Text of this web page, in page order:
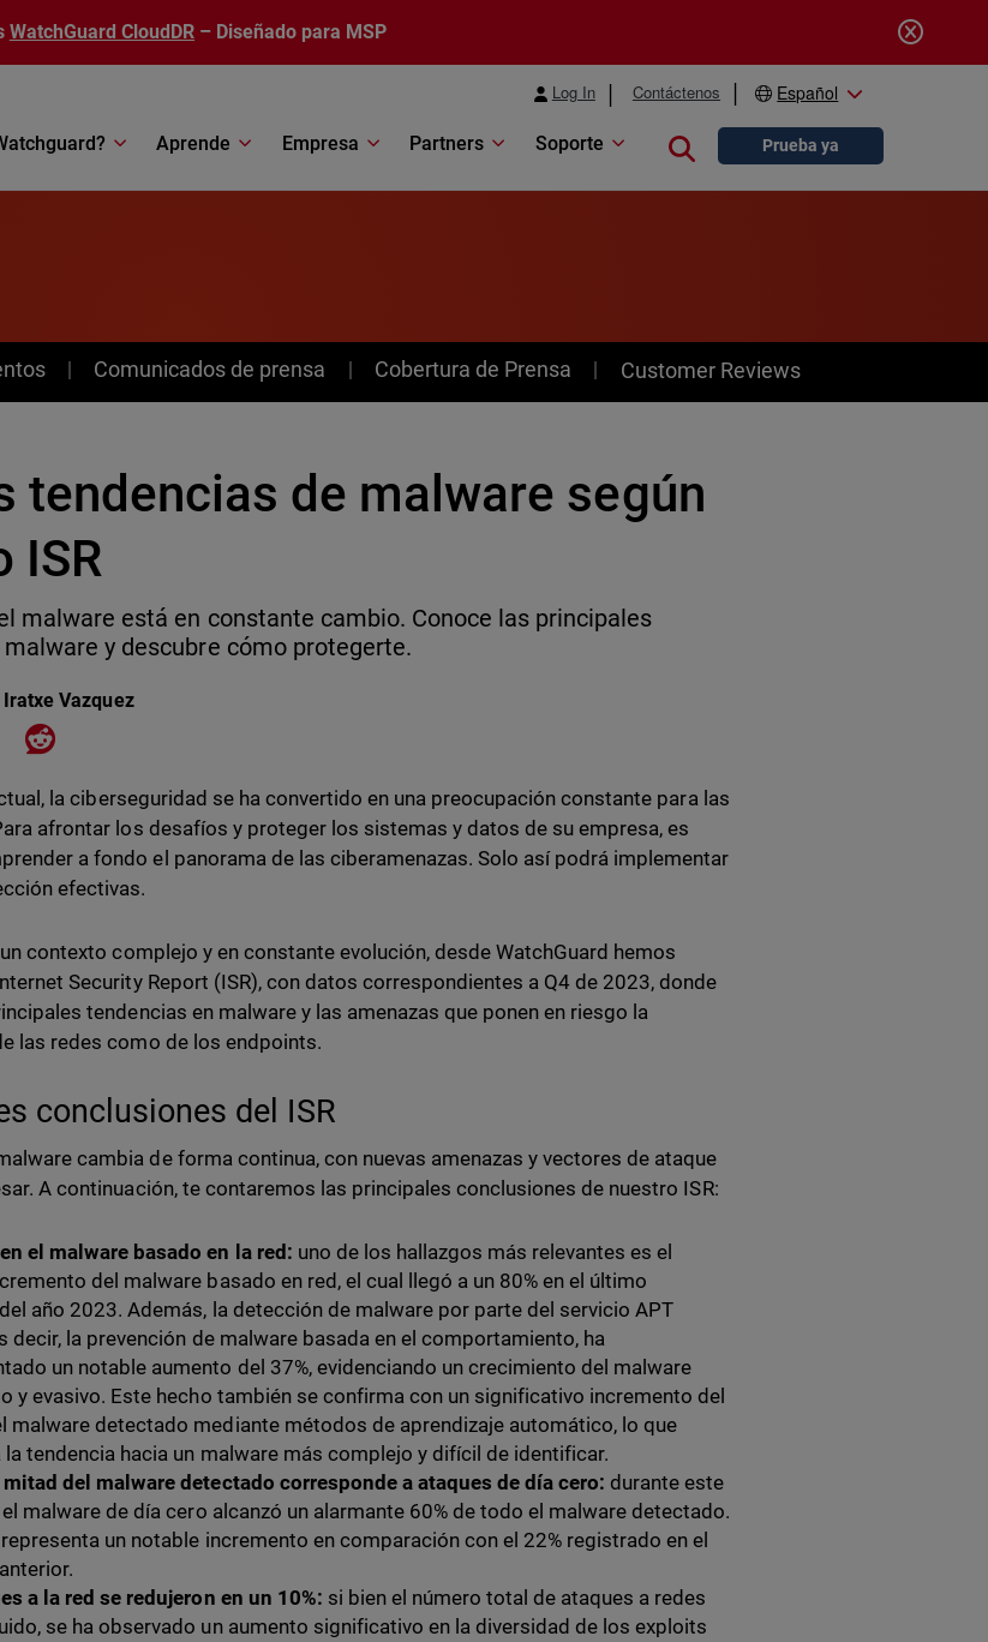
WatchGuard CloudDR – Diseñado para MSP
Log In Contáctenos Español
Aprende Empresa Partners Soporte Close searchPrueba ya
Comunicados de prensa Cobertura de Prensa Customer Reviews
tendencias de malware según
ISR
malware está en constante cambio. Conoce las principales
y descubre cómo protegerte.
Iratxe Vazquez
Facebook
Share on XShare on Reddit
la ciberseguridad se ha convertido en una preocupación constante para las
afrontar los desafíos y proteger los sistemas y datos de su empresa, es
a fondo el panorama de las ciberamenazas. Solo así podrá implementar
efectivas.
contexto complejo y en constante evolución, desde WatchGuard hemos
Security Report (ISR), con datos correspondientes a Q4 de 2023, donde
tendencias en malware y las amenazas que ponen en riesgo la
las redes como de los endpoints.
conclusiones del ISR
cambia de forma continua, con nuevas amenazas y vectores de ataque
A continuación, te contaremos las principales conclusiones de nuestro ISR:
el malware basado en la red: uno de los hallazgos más relevantes es el
del malware basado en red, el cual llegó a un 80% en el último
año 2023. Además, la detección de malware por parte del servicio APT
decir, la prevención de malware basada en el comportamiento, ha
un notable aumento del 37%, evidenciando un crecimiento del malware
y evasivo. Este hecho también se confirma con un significativo incremento del
malware detectado mediante métodos de aprendizaje automático, lo que
tendencia hacia un malware más complejo y difícil de identificar.
mitad del malware detectado corresponde a ataques de día cero:durante este
malware de día cero alcanzó un alarmante 60% de todo el malware detectado.
un notable incremento en comparación con el 22% registrado en el
a la red se redujeron en un 10%: si bien el número total de ataques a redes
se ha observado un aumento significativo en la diversidad de los exploits